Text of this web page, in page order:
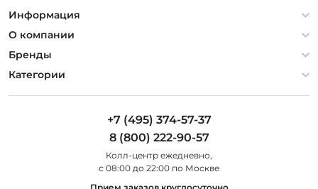
Информация
Политика конфиденциальности
Гарантия
Оплата и доставка
О компании
О компании
Контакты
Бренды
Artelamp
Категории
Люстры
Уличные светильники
+7 (495) 374-57-37
8 (800) 222-90-57
Колл-центр eжедневно,
с 08:00 до 22:00 по Москве